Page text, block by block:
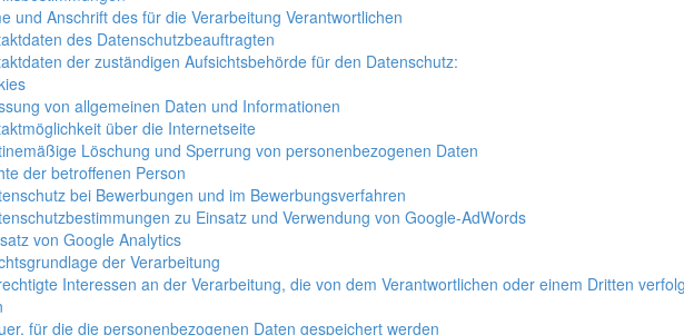
und Anschrift des für die Verarbeitung Verantwortlichen
des Datenschutzbeauftragten
der zuständigen Aufsichtsbehörde für den Datenschutz:
von allgemeinen Daten und Informationen
über die Internetseite
Löschung und Sperrung von personenbezogenen Daten
der betroffenen Person
bei Bewerbungen und im Bewerbungsverfahren
zu Einsatz und Verwendung von Google-AdWords
von Google Analytics
der Verarbeitung
Interessen an der Verarbeitung, die von dem Verantwortlichen oder einem Dritten
für die die personenbezogenen Daten gespeichert werden